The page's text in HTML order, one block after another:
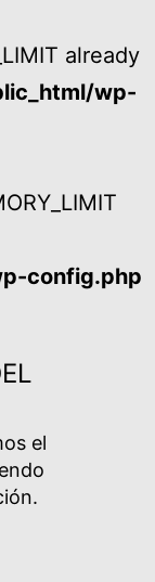
already
wp-
config.php
el